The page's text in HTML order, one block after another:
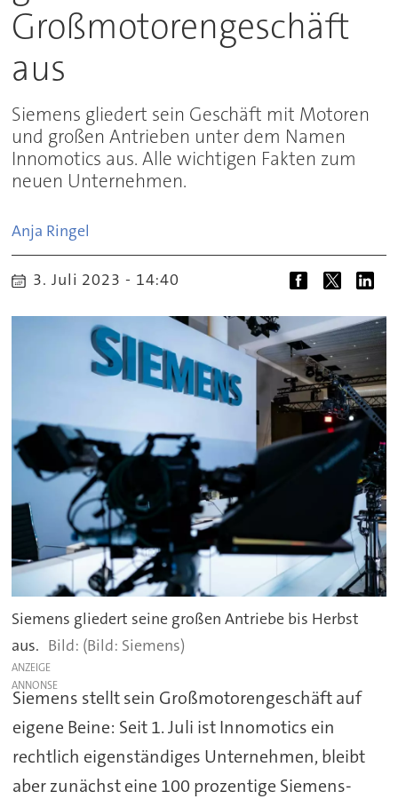
Großmotorengeschäft
aus
Siemens gliedert sein Geschäft mit Motoren
und großen Antrieben unter dem Namen
Innomotics aus. Alle wichtigen Fakten zum
neuen Unternehmen.
Anja Ringel
3. Juli 2023 - 14:40
Siemens gliedert seine großen Antriebe bis Herbst
aus.
(Bild: Siemens)
ANZEIGE
Siemens stellt sein Großmotorengeschäft auf
eigene Beine: Seit 1. Juli ist Innomotics ein
rechtlich eigenständiges Unternehmen, bleibt
aber zunächst eine 100 prozentige Siemens-